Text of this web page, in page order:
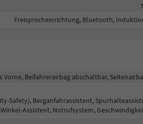
Freisprecheinrichtung, Bluetooth,
Vorne, Beifahrerairbag abschaltbar,
Safety), Berganfahrassistent,
Assistent, Notrufsystem,